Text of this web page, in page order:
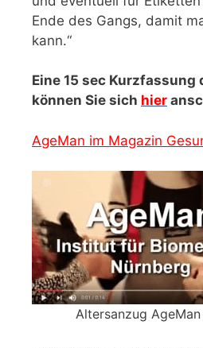
Ende des Gangs, damit
kann.“
Eine 15 sec Kurzfassung
können Sie sich hier
AgeMan im Magazin
Altersanzug